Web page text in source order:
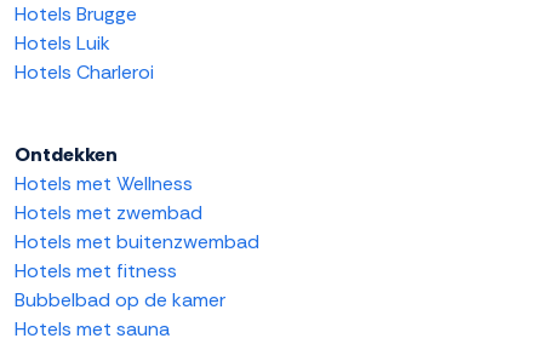
Hotels Brugge
Hotels Luik
Hotels Charleroi
Ontdekken
Hotels met Wellness
Hotels met zwembad
Hotels met buitenzwembad
Hotels met fitness
Bubbelbad op de kamer
Hotels met sauna